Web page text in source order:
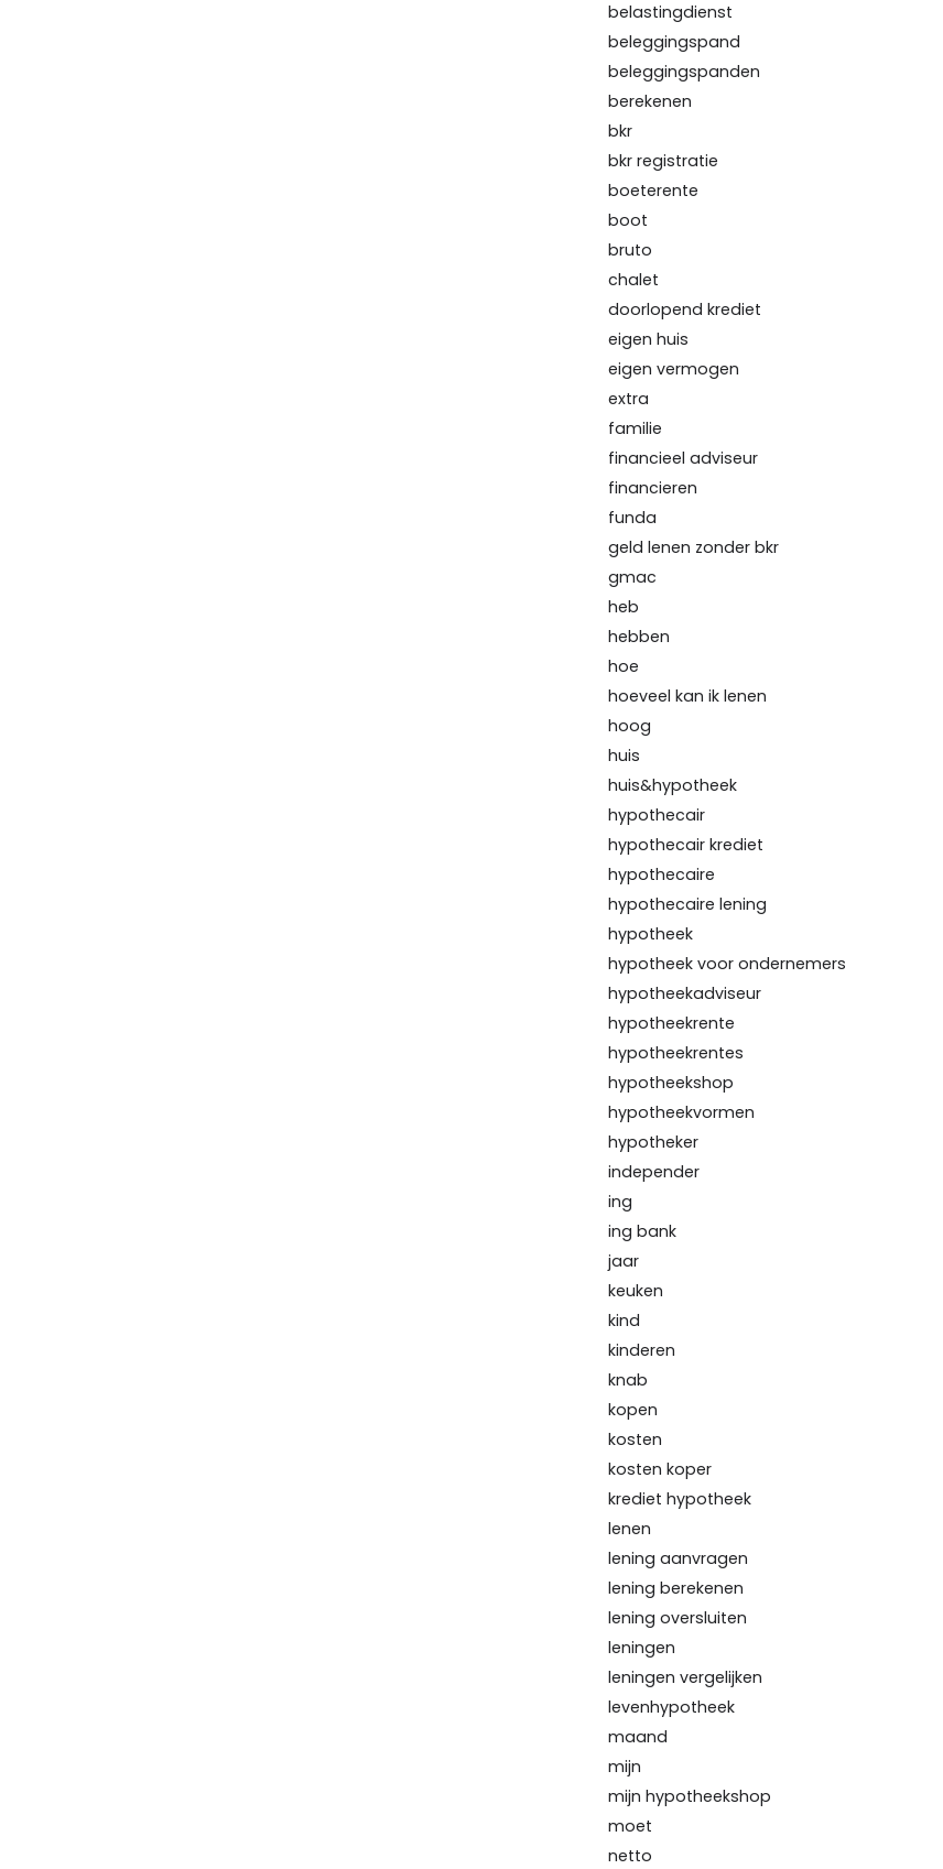
belastingdienst
beleggingspand
beleggingspanden
berekenen
bkr
bkr registratie
boeterente
boot
bruto
chalet
doorlopend krediet
eigen huis
eigen vermogen
extra
familie
financieel adviseur
financieren
funda
geld lenen zonder bkr
gmac
heb
hebben
hoe
hoeveel kan ik lenen
hoog
huis
huis&hypotheek
hypothecair
hypothecair krediet
hypothecaire
hypothecaire lening
hypotheek
hypotheek voor ondernemers
hypotheekadviseur
hypotheekrente
hypotheekrentes
hypotheekshop
hypotheekvormen
hypotheker
independer
ing
ing bank
jaar
keuken
kind
kinderen
knab
kopen
kosten
kosten koper
krediet hypotheek
lenen
lening aanvragen
lening berekenen
lening oversluiten
leningen
leningen vergelijken
levenhypotheek
maand
mijn
mijn hypotheekshop
moet
netto